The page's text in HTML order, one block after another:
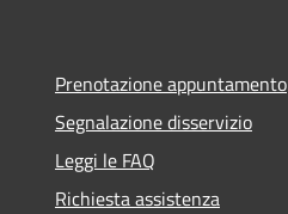
Prenotazione appuntamento
Segnalazione disservizio
Leggi le FAQ
Richiesta assistenza